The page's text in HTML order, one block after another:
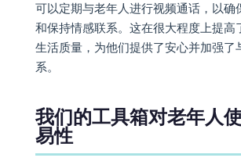
可以定期与老年人进行视频通话，以确
和保持情感联系。这在很大程度上提高
生活质量，为他们提供了安心并加强了
系。
我们的工具箱对老年人
易性